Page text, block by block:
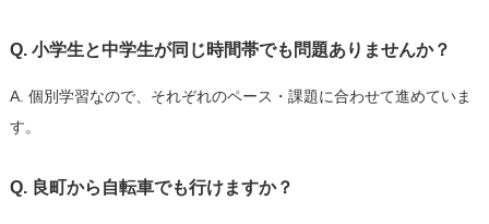
Q. 小学生と中学生が同じ時間帯でも問題ありませんか？
A. 個別学習なので、それぞれのペース・課題に合わせて進めていま
す。
Q. 良町から自転車でも行けますか？